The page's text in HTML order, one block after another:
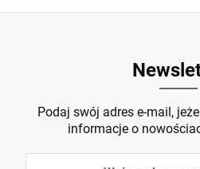
Podaj swój adres e-mail,
informacje o